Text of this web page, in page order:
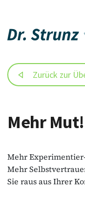
Zurück zur
Mehr Mut!
Mehr
Mehr
Sie raus aus Ihrer